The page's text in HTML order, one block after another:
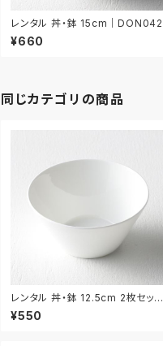
レンタル 丼・鉢 15cm｜DON042
¥660
同じカテゴリの商品
レンタル 丼・鉢 12.5cm 2枚セット
｜DON057
¥550